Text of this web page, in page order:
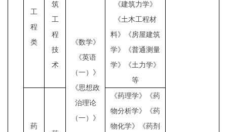
工
程
类
筑
工
程
技
术
《数学》
《英语
（一）》
《思想政
治理论
（一）》
《建筑力学》
《土木工程材
料》《房屋建筑
学》《普通测量
学》《土力学》
等
药
《药理学》《药
物分析学》《药
物化学》《药剂